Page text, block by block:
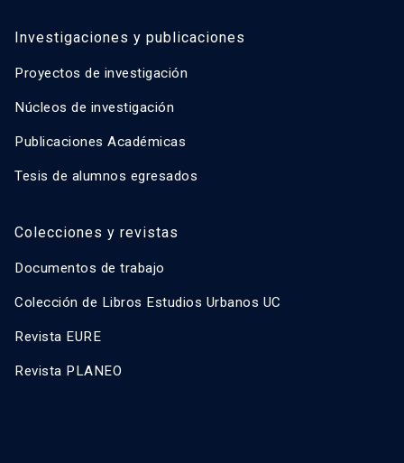
Investigaciones y publicaciones
Proyectos de investigación
Núcleos de investigación
Publicaciones Académicas
Tesis de alumnos egresados
Colecciones y revistas
Documentos de trabajo
Colección de Libros Estudios Urbanos UC
Revista EURE
Revista PLANEO